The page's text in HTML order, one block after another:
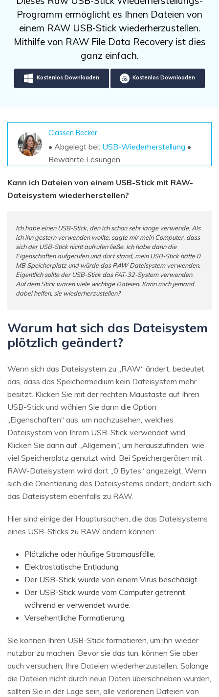
Unbegrenzte Daten vom Mac-System
wiederherstellen
Kostenlos Testen
Recoverit kostenlos
Kostenlos Testen
Datenverlust-Szenarien
ALLE FUNKTIONEN ENTDECKEN
Aktuelles Thema
Sign In
search
Programm ermöglicht es Ihnen Dateien von
einem RAW USB-Stick wiederherzustellen.
Mithilfe von RAW File Data Recovery ist dies
ganz einfach.
Kostenlos Downloaden Kostenlos Downloaden
Classen Becker
• Abgelegt bei: USB-Wiederherstellung •
Bewährte Lösungen
Kann ich Dateien von einem USB-Stick mit RAW-
Dateisystem wiederherstellen?
Ich habe einen USB-Stick, den ich schon sehr lange verwende. Als
ich ihn gestern verwenden wollte, sagte mir mein Computer, dass
sich der USB-Stick nicht aufrufen ließe. Ich habe dann die
Eigenschaften aufgerufen und dort stand, mein USB-Stick hätte 0
MB Speicherplatz und würde das RAW-Dateisystem verwenden.
Eigentlich sollte der USB-Stick das FAT-32-System verwenden.
Auf dem Stick waren viele wichtige Dateien. Kann mich jemand
dabei helfen, sie wiederherzustellen?
Warum hat sich das Dateisystem
plötzlich geändert?
Wenn sich das Dateisystem zu „RAW“ ändert, bedeutet
das, dass das Speichermedium kein Dateisystem mehr
besitzt. Klicken Sie mit der rechten Maustaste auf Ihren
USB-Stick und wählen Sie dann die Option
„Eigenschaften“ aus, um nachzusehen, welches
Dateisystem von Ihrem USB-Stick verwendet wrid.
Klicken Sie dann auf „Allgemein“, um herauszufinden, wie
viel Speicherplatz genutzt wird. Bei Speichergeräten mit
RAW-Dateisystem wird dort „0 Bytes“ angezeigt. Wenn
sich die Orientierung des Dateisystems ändert, ändert sich
das Dateisystem ebenfalls zu RAW.
Hier sind einige der Hauptursachen, die das Dateisystems
eines USB-Sticks zu RAW ändern können:
Plötzliche oder häufige Stromausfälle.
Elektrostatische Entladung.
Der USB-Stick wurde von einem Virus beschädigt.
Der USB-Stick wurde vom Computer getrennt,
während er verwendet wurde.
Versehentliche Formatierung.
Sie können Ihren USB-Stick formatieren, um ihn wieder
nutzbar zu machen. Bevor sie das tun, können Sie aber
auch versuchen, Ihre Dateien wiederherzustellen. Solange
die Dateien nicht durch neue Daten überschrieben wurden,
sollten Sie in der Lage sein, alle verlorenen Dateien von